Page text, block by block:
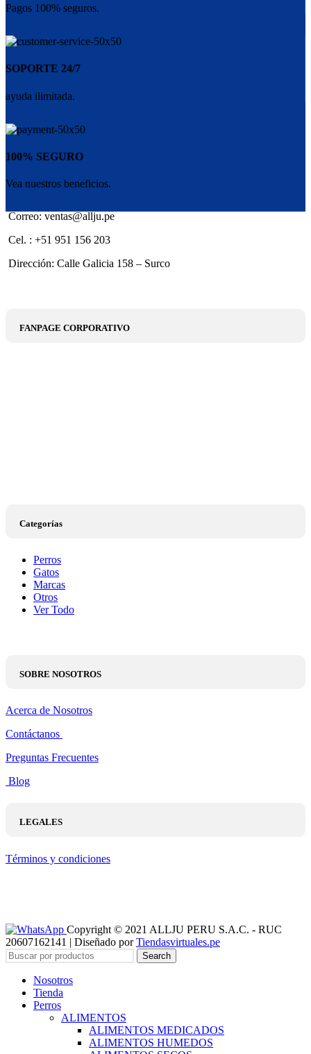
Pagos 100% seguros.
SOPORTE 24/7
ayuda ilimitada.
100% SEGURO
Vea nuestros beneficios.
Correo: ventas@allju.pe
Cel. : +51 951 156 203
Dirección: Calle Galicia 158 – Surco
FANPAGE CORPORATIVO
Categorías
Perros
Gatos
Marcas
Otros
Ver Todo
SOBRE NOSOTROS
Acerca de Nosotros
Contáctanos
Preguntas Frecuentes
Blog
LEGALES
Términos y condiciones
Copyright © 2021 ALLJU PERU S.A.C. - RUC
20607162141 | Diseñado porTiendasvirtuales.pe
Search
Nosotros
Tienda
Perros
ALIMENTOS
ALIMENTOS MEDICADOS
ALIMENTOS HUMEDOS